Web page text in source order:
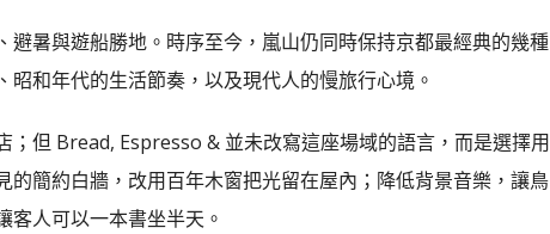
避暑與遊船勝地。時序至今，嵐山仍同時保持京都最經典的幾種
和年代的生活節奏，以及現代人的慢旅行心境。
；但 Bread, Espresso & 並未改寫這座場域的語言，而是選擇用
簡約白牆，改用百年木窗把光留在屋內；降低背景音樂，讓鳥
客人可以一本書坐半天。